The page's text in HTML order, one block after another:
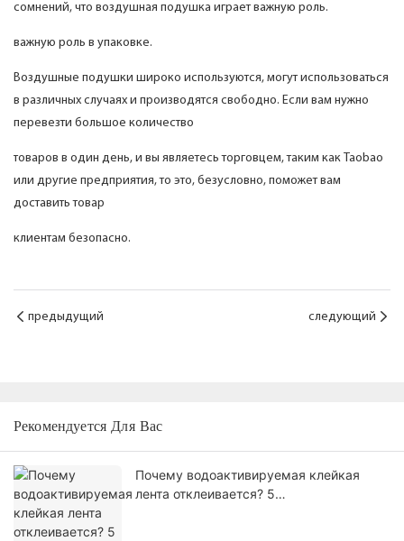
сомнений, что воздушная подушка играет важную роль.
важную роль в упаковке.
Воздушные подушки широко используются, могут использоваться
в различных случаях и производятся свободно. Если вам нужно
перевезти большое количество
товаров в один день, и вы являетесь торговцем, таким как Taobao
или другие предприятия, то это, безусловно, поможет вам
доставить товар
клиентам безопасно.
предыдущий следующий
Рекомендуется Для Вас
Почему водоактивируемая клейкая
лента отклеивается? 5